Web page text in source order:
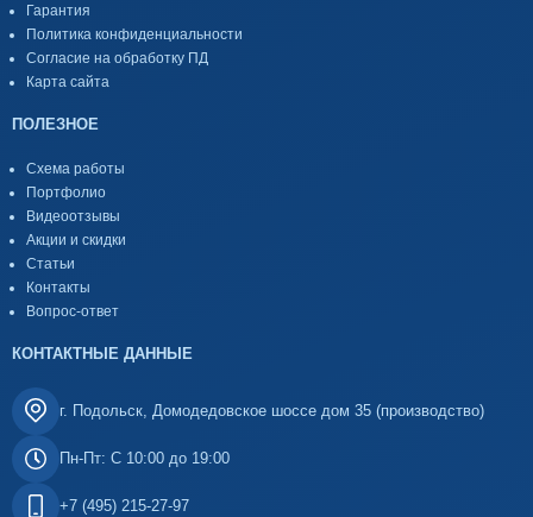
Гарантия
Политика конфиденциальности
Согласие на обработку ПД
Карта сайта
ПОЛЕЗНОЕ
Схема работы
Портфолио
Видеоотзывы
Акции и скидки
Статьи
Контакты
Вопрос-ответ
КОНТАКТНЫЕ ДАННЫЕ
г. Подольск, Домодедовское шоссе дом 35 (производство)
Пн-Пт: С 10:00 до 19:00
+7 (495) 215-27-97